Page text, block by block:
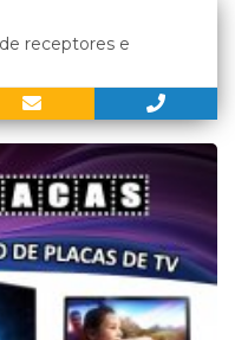
receptores e